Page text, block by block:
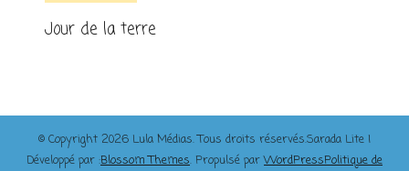
Jour de la terre
© Copyright 2026 Lula Médias. Tous droits réservés.Sarada Lite |
Développé par :Blossom Themes. Propulsé parWordPressPolitique de